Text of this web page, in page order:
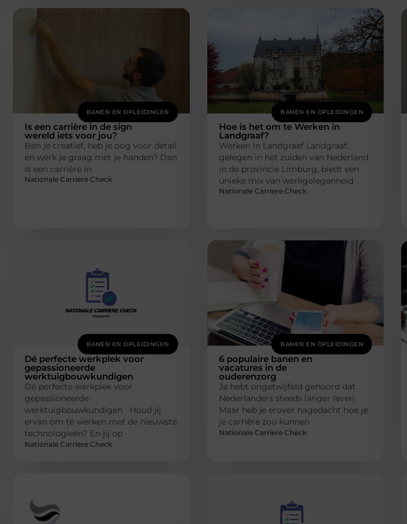
BANEN EN OPLEIDINGEN
Is een carrière in de sign
wereld iets voor jou?
Ben je creatief, heb je oog voor detail
en werk je graag met je handen? Dan
is een carrière in
Nationale Carriere Check
BANEN EN OPLEIDINGEN
Hoe is het om te Werken in
Landgraaf?
Werken in Landgraaf Landgraaf,
gelegen in het zuiden van Nederland
in de provincie Limburg, biedt een
unieke mix van werkgelegenheid
Nationale Carriere Check
BANEN EN OPLEIDINGEN
Dé perfecte werkplek voor
gepassioneerde
werktuigbouwkundigen
Dé perfecte werkplek voor
gepassioneerde
werktuigbouwkundigen Houd jij
ervan om te werken met de nieuwste
technologieën? En jij op
Nationale Carriere Check
BANEN EN OPLEIDINGEN
6 populaire banen en
vacatures in de
ouderenzorg
Je hebt ongetwijfeld gehoord dat
Nederlanders steeds langer leven.
Maar heb je erover nagedacht hoe je
je carrière zou kunnen
Nationale Carriere Check